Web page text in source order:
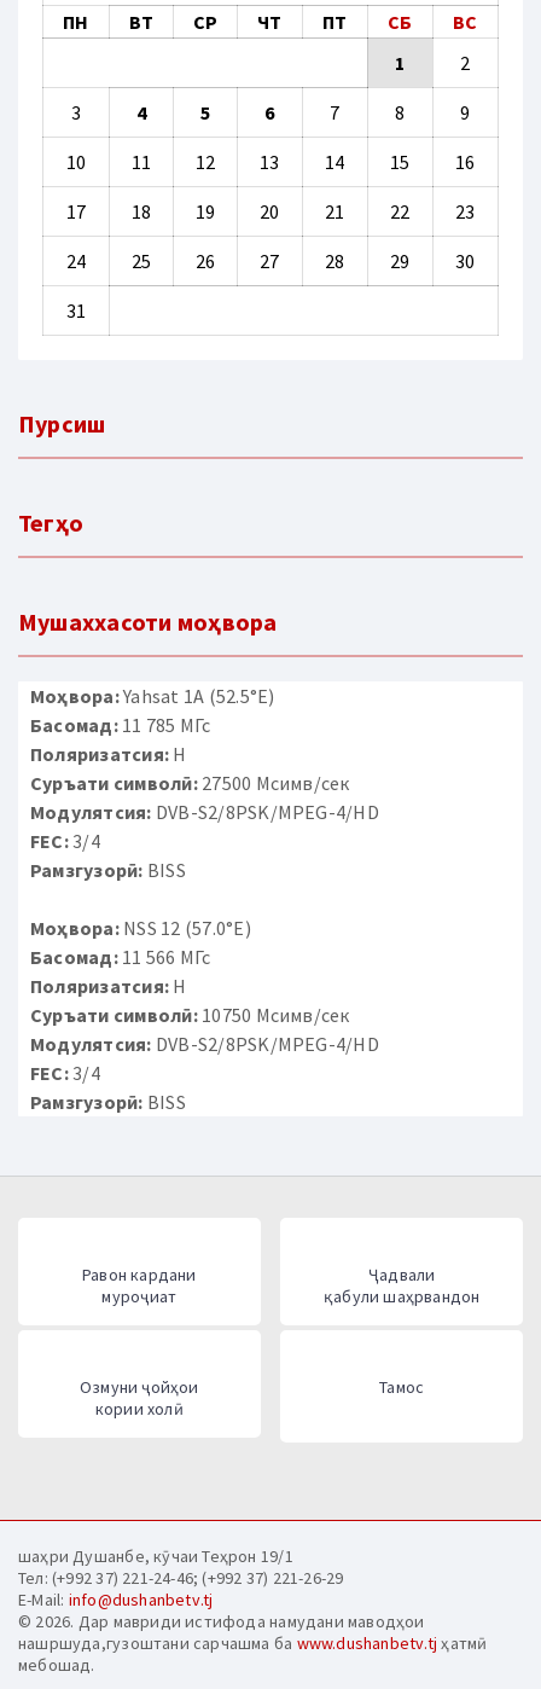
ПН
ВТ СР ЧТ ПТ СБ
ВС
1
2
3 4 5 6 7 8 9
10 11 12 13 14 15 16
17 18 19 20 21 22 23
24 25 26 27 28 29 30
31
Пурсиш
Тегҳо
Мушаххасоти моҳвора
Моҳвора:Yahsat 1A (52.5°E)
Басомад:11 785 МГс
Поляризатсия: H
Суръати символӣ:27500 Мсимв/сек
Модулятсия: DVB-S2/8PSK/MPEG-4/HD
FEC:3/4
Рамзгузорӣ: BISS
Моҳвора:NSS 12 (57.0°E)
Басомад:11 566 МГс
Поляризатсия: H
Суръати символӣ:10750 Мсимв/сек
Модулятсия: DVB-S2/8PSK/MPEG-4/HD
FEC:3/4
Рамзгузорӣ: BISS
Равон кардани
муроҷиат
Ҷадвали
қабули шаҳрвандон
Озмуни ҷойҳои
кории холӣ
Тамос
шаҳри Душанбе, кӯчаи Теҳрон 19/1
Тел: (+992 37) 221-24-46; (+992 37) 221-26-29
E-Mail: info@dushanbetv.tj
© 2026. Дар мавриди истифода намудани маводҳои
нашршуда,гузоштани сарчашма ба www.dushanbetv.tj ҳатмӣ
мебошад.